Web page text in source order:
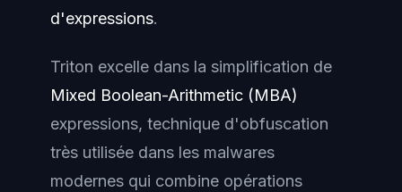
d'expressions.
Triton excelle dans la simplification de
Mixed Boolean-Arithmetic (MBA)
expressions, technique d'obfuscation
très utilisée dans les malwares
modernes qui combine opérations